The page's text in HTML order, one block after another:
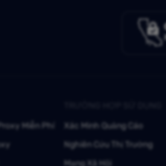
Miễn Phí
Xác Minh Quảng Cáo
Nghiên Cứu Thị Trường
Mạng Xã Hội